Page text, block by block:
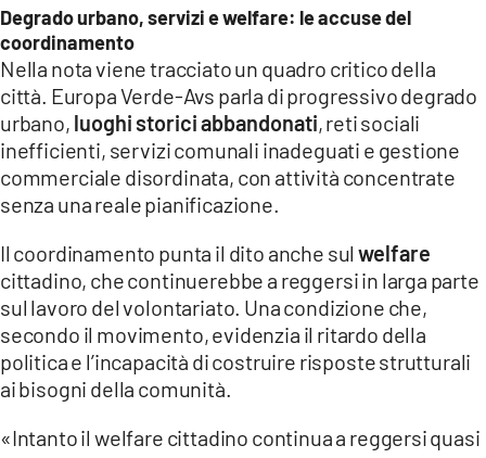
Degrado urbano, servizi e welfare: le accuse del
coordinamento
Nella nota viene tracciato un quadro critico della
città. Europa Verde-Avs parla di progressivo degrado
urbano, luoghi storici abbandonati, reti sociali
inefficienti, servizi comunali inadeguati e gestione
commerciale disordinata, con attività concentrate
senza una reale pianificazione.
Il coordinamento punta il dito anche sulwelfare
cittadino, che continuerebbe a reggersi in larga parte
sul lavoro del volontariato. Una condizione che,
secondo il movimento, evidenzia il ritardo della
politica e l’incapacità di costruire risposte strutturali
ai bisogni della comunità.
«Intanto il welfare cittadino continua a reggersi quasi